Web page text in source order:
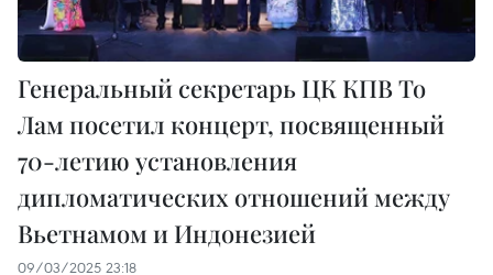
Генеральный секретарь ЦК КПВ То
Лам посетил концерт, посвященный
70-летию установления
дипломатических отношений между
Вьетнамом и Индонезией
09/03/2025 23:18